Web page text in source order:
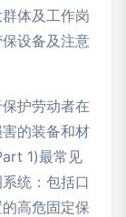
体及工作岗
设备及注意
护劳动者在
的装备和材
1)最常见
统：包括口
高危固定保